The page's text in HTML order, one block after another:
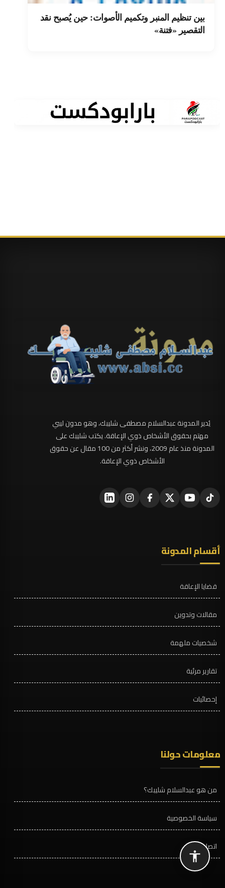
بين تنظيم المنبر وتكميم الأصوات: حين يُصبح نقد
التقصير «فتنة»
يُدير المدونة عبدالسلام مصطفى شليبك، وهو مدون ليبي
مهتم بحقوق الأشخاص ذوي الإعاقة. يكتب شليبك على
المدونة منذ عام 2009، ونشر أكثر من 100 مقال عن حقوق
الأشخاص ذوي الإعاقة.
أقسام المدونة
قضايا الإعاقة
مقالات وتدوين
شخصيات ملهمة
تقارير مرئية
إحصائيات
معلومات حولنا
من هو عبدالسلام شليبك؟
سياسة الخصوصية
اتصل بنا